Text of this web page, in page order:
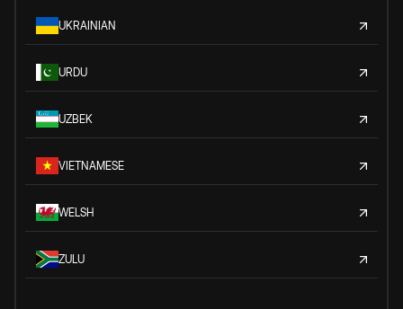
UKRAINIAN
URDU
UZBEK
VIETNAMESE
WELSH
ZULU